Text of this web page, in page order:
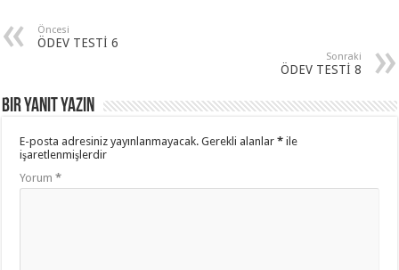
Öncesi
ÖDEV TESTİ 6
Sonraki
ÖDEV TESTİ 8
Bir yanıt yazın
E-posta adresiniz yayınlanmayacak. Gerekli alanlar* ile
işaretlenmişlerdir
Yorum*